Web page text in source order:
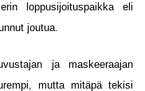
loppusijoituspaikka eli
joutua.
ja maskeeraajan
mutta mitäpä tekisi